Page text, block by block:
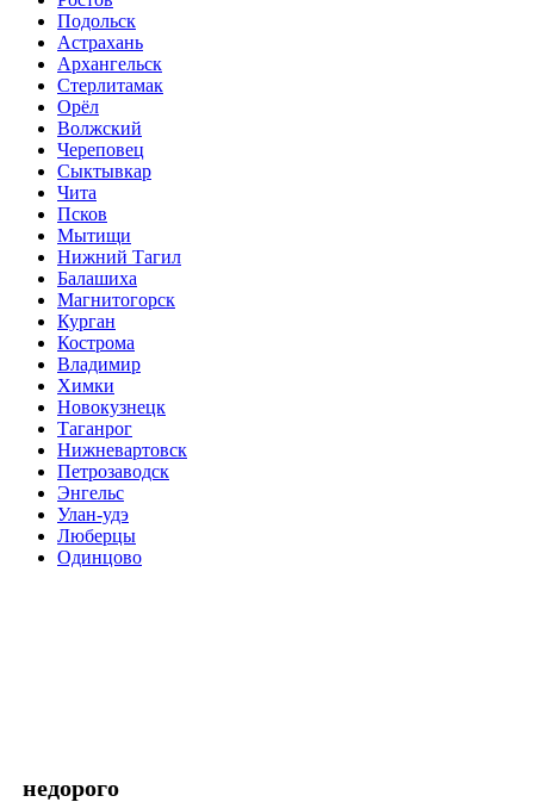
Подольск
Астрахань
Архангельск
Стерлитамак
Орёл
Волжский
Череповец
Сыктывкар
Чита
Псков
Мытищи
Нижний Тагил
Балашиха
Магнитогорск
Курган
Кострома
Владимир
Химки
Новокузнецк
Таганрог
Нижневартовск
Петрозаводск
Энгельс
Улан-удэ
Люберцы
Одинцово
недорого